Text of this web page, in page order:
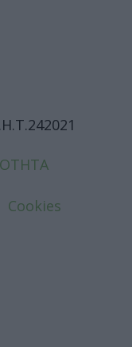
Cookies